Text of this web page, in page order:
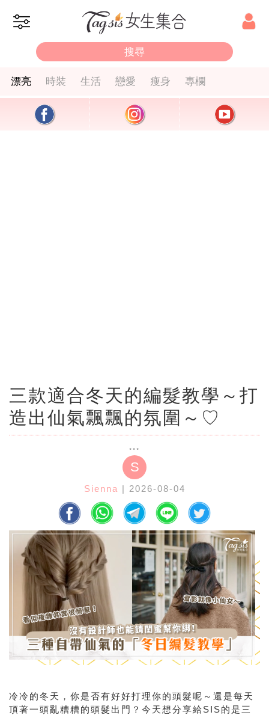
漂亮 時裝 生活 戀愛 瘦身 專欄
三款適合冬天的編髮教學～打
造出仙氣飄飄的氛圍～♡
S
Sienna | 2026-08-04
冷冷的冬天，你是否有好好打理你的頭髮呢～還是每天
頂著一頭亂糟糟的頭髮出門？今天想分享給SIS的是三